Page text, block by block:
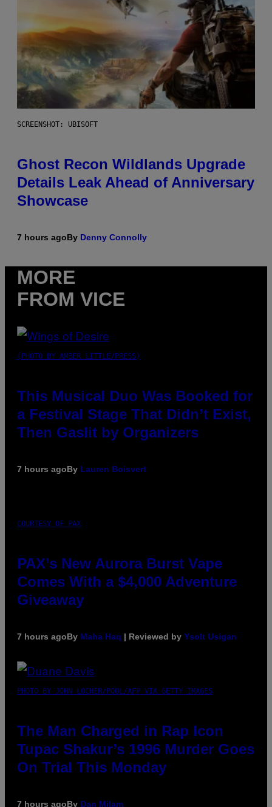
SCREENSHOT: UBISOFT
Ghost Recon Wildlands Upgrade
Details Leak Ahead of Anniversary
Showcase
7 hours agoBy Denny Connolly
MORE
FROM VICE
(PHOTO BY AMBER LITTLE/PRESS)
This Musical Duo Was Booked for
a Festival Stage That Didn’t Exist,
Then Gaslit by Organizers
7 hours agoBy Lauren Boisvert
COURTESY OF PAX
PAX’s New Aurora Burst Vape
Comes With a $4,000 Adventure
Giveaway
7 hours agoBy Maha Haq | Reviewed by Ysolt Usigan
PHOTO BY JOHN LOCHER/POOL/AFP VIA GETTY IMAGES
The Man Charged in Rap Icon
Tupac Shakur’s 1996 Murder Goes
On Trial This Monday
7 hours agoBy Dan Milam